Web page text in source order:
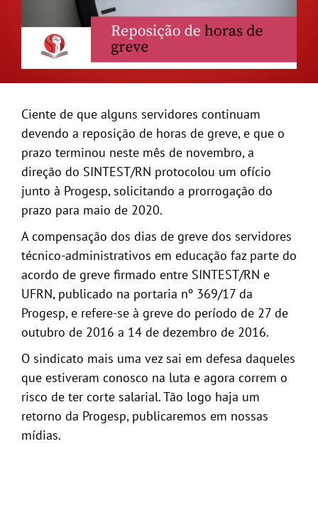
Ciente de que alguns servidores continuam
devendo a reposição de horas de greve, e que o
prazo terminou neste mês de novembro, a
direção do SINTEST/RN protocolou um ofício
junto à Progesp, solicitando a prorrogação do
prazo para maio de 2020.
A compensação dos dias de greve dos servidores
técnico-administrativos em educação faz parte do
acordo de greve firmado entre SINTEST/RN e
UFRN, publicado na portaria nº 369/17 da
Progesp, e refere-se à greve do período de 27 de
outubro de 2016 a 14 de dezembro de 2016.
O sindicato mais uma vez sai em defesa daqueles
que estiveram conosco na luta e agora correm o
risco de ter corte salarial. Tão logo haja um
retorno da Progesp, publicaremos em nossas
mídias.